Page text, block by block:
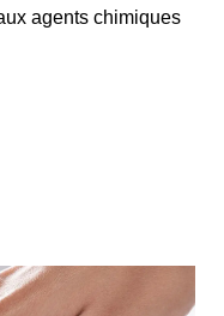
agents chimiques